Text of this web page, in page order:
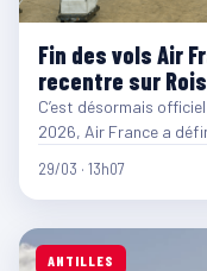
Fin des vols Air
recentre sur
C’est désormais
2026, Air France a
29/03 · 13h07
ANTILLES